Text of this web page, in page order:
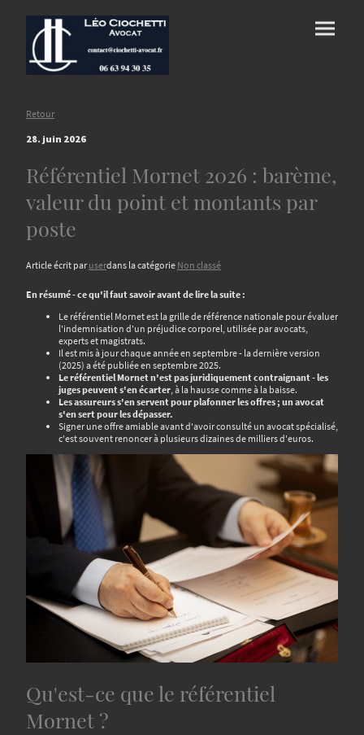
Retour
28. juin 2026
Référentiel Mornet 2026 : barème,
valeur du point et montants par
poste
Article écrit par userdans la catégorie Non classé
En résumé - ce qu'il faut savoir avant de lire la suite :
Le référentiel Mornet est la grille de référence nationale pour évaluer
l'indemnisation d'un préjudice corporel, utilisée par avocats,
experts et magistrats.
Il est mis à jour chaque année en septembre - la dernière version
(2025) a été publiée en septembre 2025.
Le référentiel Mornet n'est pas juridiquement contraignant - les
juges peuvent s'en écarter, à la hausse comme à la baisse.
Les assureurs s'en servent pour plafonner les offres ; un avocat
s'en sert pour les dépasser.
Signer une offre amiable avant d'avoir consulté un avocat spécialisé,
c'est souvent renoncer à plusieurs dizaines de milliers d'euros.
Qu'est-ce que le référentiel
Mornet ?